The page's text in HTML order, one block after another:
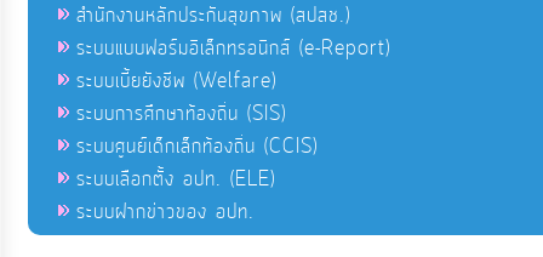
สำนักงานหลักประกันสุขภาพ (สปสช.)
ระบบแบบฟอร์มอิเล็กทรอนิกส์ (e-Report)
ระบบเบี้ยยังชีพ (Welfare)
ระบบการศึกษาท้องถิ่น (SIS)
ระบบศูนย์เด็กเล็กท้องถิ่น (CCIS)
ระบบเลือกตั้ง อปท. (ELE)
ระบบฝากข่าวของ อปท.